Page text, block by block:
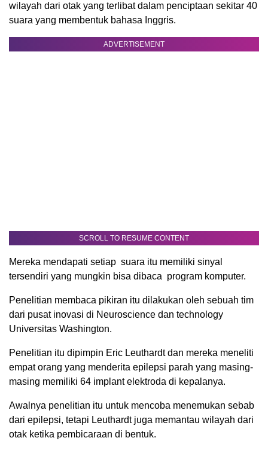
wilayah dari otak yang terlibat dalam penciptaan sekitar 40
suara yang membentuk bahasa Inggris.
ADVERTISEMENT
SCROLL TO RESUME CONTENT
Mereka mendapati setiap suara itu memiliki sinyal
tersendiri yang mungkin bisa dibaca program komputer.
Penelitian membaca pikiran itu dilakukan oleh sebuah tim
dari pusat inovasi di Neuroscience dan technology
Universitas Washington.
Penelitian itu dipimpin Eric Leuthardt dan mereka meneliti
empat orang yang menderita epilepsi parah yang masing-
masing memiliki 64 implant elektroda di kepalanya.
Awalnya penelitian itu untuk mencoba menemukan sebab
dari epilepsi, tetapi Leuthardt juga memantau wilayah dari
otak ketika pembicaraan di bentuk.